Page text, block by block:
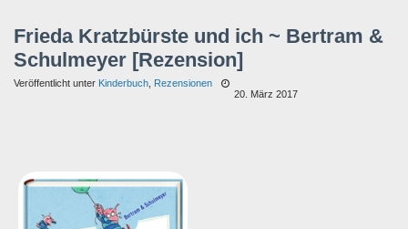
Frieda Kratzbürste und ich ~ Bertram &
Schulmeyer [Rezension]
Veröffentlicht unter Kinderbuch Rezensionen
20. März 2017